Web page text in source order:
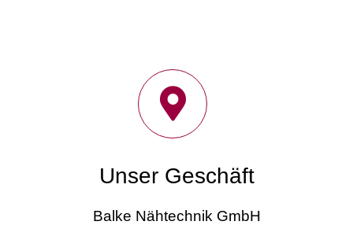
Unser Geschäft
Balke Nähtechnik GmbH